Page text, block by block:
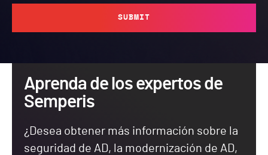
SUBMIT
Aprenda de los expertos de
Semperis
¿Desea obtener más información sobre la
seguridad de AD, la modernización de AD,